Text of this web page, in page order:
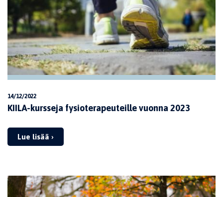
14/12/2022
KIILA-kursseja fysioterapeuteille vuonna 2023
Lue lisää ›